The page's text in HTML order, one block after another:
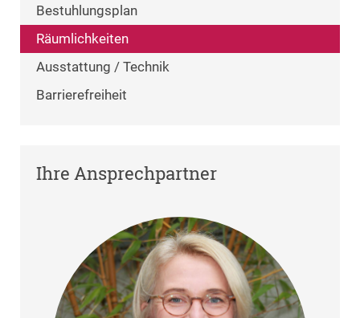
Bestuhlungsplan
Räumlichkeiten
Ausstattung / Technik
Barrierefreiheit
Ihre Ansprechpartner